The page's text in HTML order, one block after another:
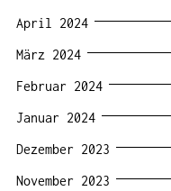
April 2024
März 2024
Februar 2024
Januar 2024
Dezember 2023
November 2023